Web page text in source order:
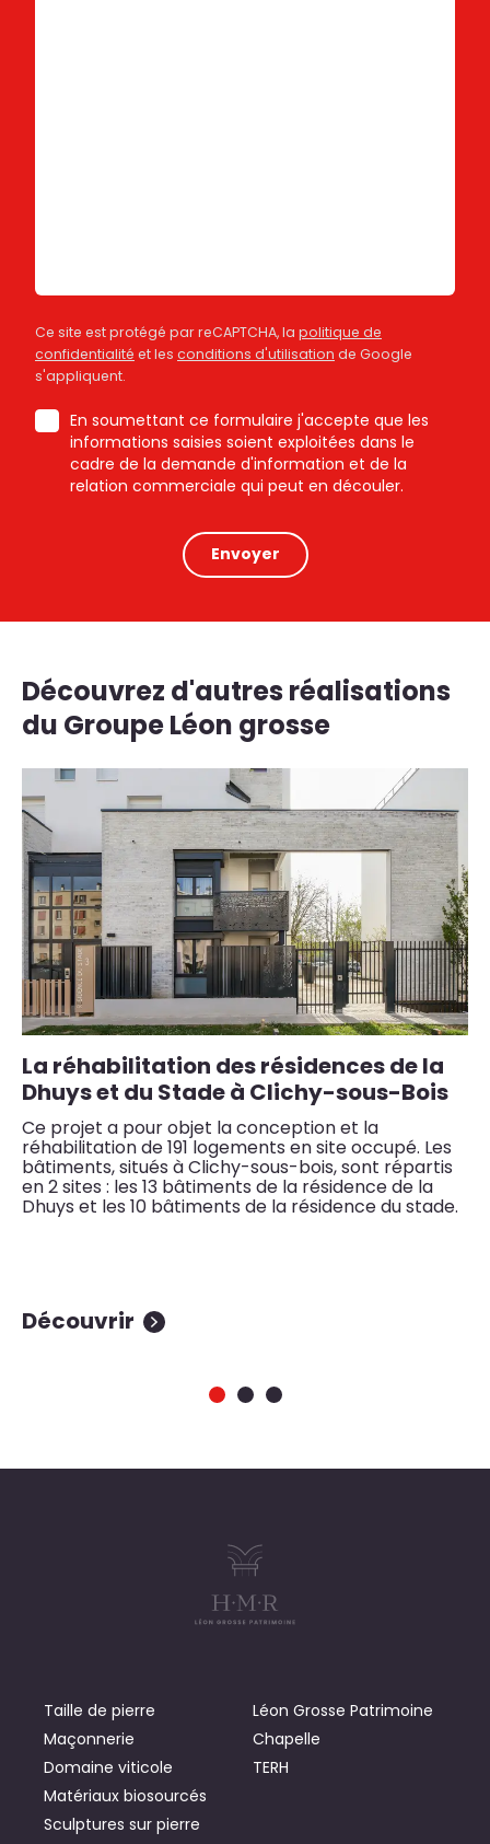
Ce site est protégé par reCAPTCHA, la politique de
confidentialité et les conditions d'utilisation de Google
s'appliquent.
En soumettant ce formulaire j'accepte que les
informations saisies soient exploitées dans le
cadre de la demande d'information et de la
relation commerciale qui peut en découler.
Envoyer
Découvrez d'autres réalisations
du Groupe Léon grosse
La réhabilitation des résidences de la
Dhuys et du Stade à Clichy-sous-Bois
Ce projet a pour objet la conception et la
réhabilitation de 191 logements en site occupé. Les
bâtiments, situés à Clichy-sous-bois, sont répartis
en 2 sites : les 13 bâtiments de la résidence de la
Dhuys et les 10 bâtiments de la résidence du stade.
Découvrir
Taille de pierre
Maçonnerie
Domaine viticole
Matériaux biosourcés
Sculptures sur pierre
Léon Grosse Patrimoine
Chapelle
TERH